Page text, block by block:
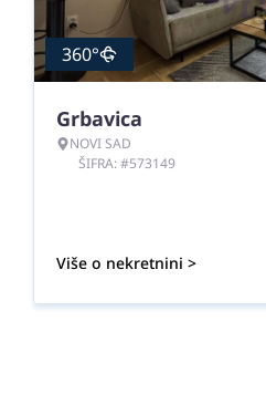
360°
Grbavica
NOVI SAD
ŠIFRA: #573149
Više o nekretnini >